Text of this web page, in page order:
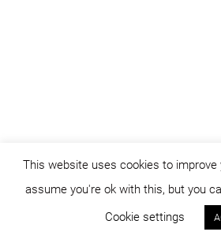
© dicositiganas
This website uses cookies to improve
assume you're ok with this, but you
Cookie settings